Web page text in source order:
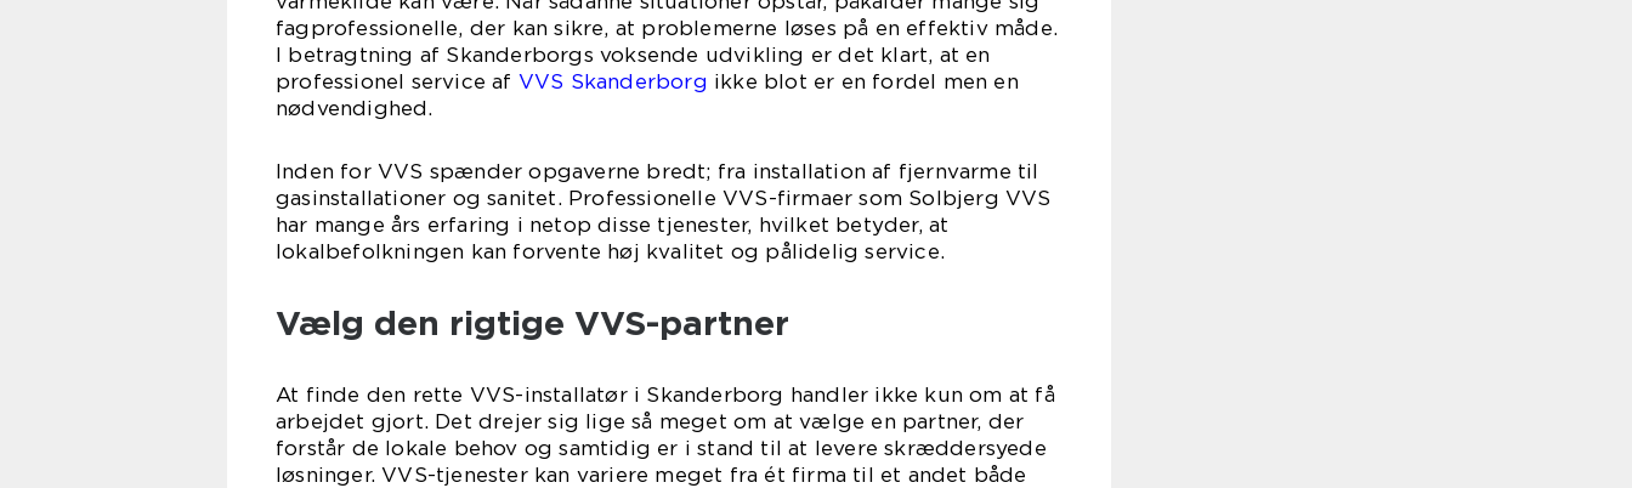
fagprofessionelle, der kan sikre, at problemerne løses på en effektiv måde.
I betragtning af Skanderborgs voksende udvikling er det klart, at en
professionel service af VVS Skanderborg ikke blot er en fordel men en
nødvendighed.
Inden for VVS spænder opgaverne bredt; fra installation af fjernvarme til
gasinstallationer og sanitet. Professionelle VVS-firmaer som Solbjerg VVS
har mange års erfaring i netop disse tjenester, hvilket betyder, at
lokalbefolkningen kan forvente høj kvalitet og pålidelig service.
Vælg den rigtige VVS-partner
At finde den rette VVS-installatør i Skanderborg handler ikke kun om at få
arbejdet gjort. Det drejer sig lige så meget om at vælge en partner, der
forstår de lokale behov og samtidig er i stand til at levere skræddersyede
løsninger. VVS-tjenester kan variere meget fra ét firma til et andet både